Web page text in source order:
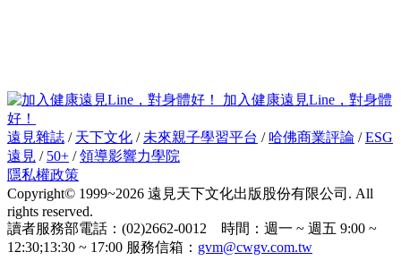
加入健康遠見Line，對身體
好！
遠見雜誌 / 天下文化 / 未來親子學習平台 / 哈佛商業評論 /ESG
遠見 / 50+ /領導影響力學院
隱私權政策
Copyright© 1999~2026 遠見天下文化出版股份有限公司. All
rights reserved.
讀者服務部電話：(02)2662-0012 時間：週一 ~ 週五 9:00 ~
12:30;13:30 ~ 17:00 服務信箱： gvm@cwgv.com.tw